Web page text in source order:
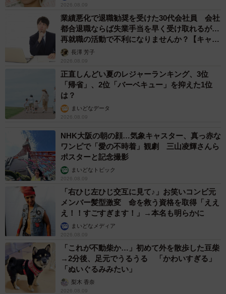
2026.08.09
業績悪化で退職勧奨を受けた30代会社員 会社
都合退職ならば失業手当を早く受け取れるが…
再就職の活動で不利になりませんか？【キャリ
アカウンセラーが解説】
長澤 芳子
2026.08.09
正直しんどい夏のレジャーランキング、3位
「帰省」、2位「バーベキュー」を抑えた1位
は？
まいどなデータ
2026.08.09
NHK大阪の朝の顔…気象キャスター、真っ赤な
ワンピで「愛の不時着」観劇 三山凌輝さんら
ポスターと記念撮影
まいどなトピック
2026.08.09
「右ひじ左ひじ交互に見て♪」お笑いコンビ元
メンバー髪型激変 命を救う資格を取得「ええ
え！！すごすぎます！」→本名も明らかに
まいどなメディア
2026.08.09
「これが不動柴か…」初めて外を散歩した豆柴
→2分後、足元でうるうる 「かわいすぎる」
「ぬいぐるみみたい」
梨木 香奈
2026.08.09